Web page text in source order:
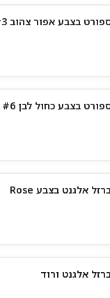
בצבע אפור צהוב #3
בצבע כחול לבן #6
רצועת ברזל אלגנט בצבע Rose
אלגנט ורוד